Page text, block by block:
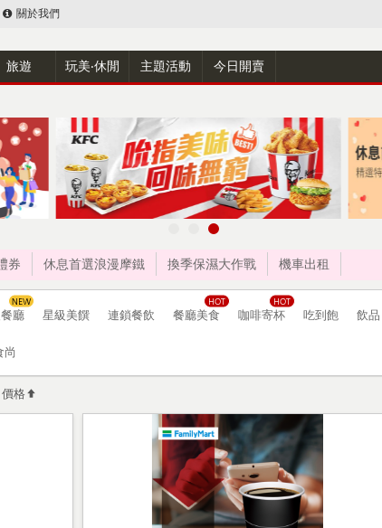
關於我們
旅遊 玩美‧休閒 主題活動 今日開賣
券 休息首選浪漫摩鐵 換季保濕大作戰 機車出租
廳 星級美饌 連鎖餐飲 餐廳美食 咖啡寄杯 吃到飽 飲品
尚
價格